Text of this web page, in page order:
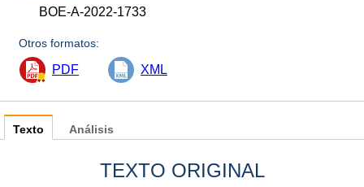
BOE-A-2022-1733
Otros formatos:
PDF XML
Texto
TEXTO ORIGINAL
Análisis